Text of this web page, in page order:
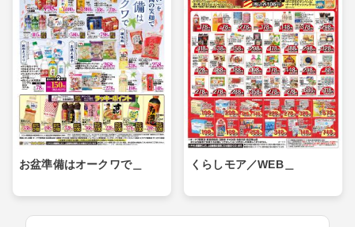
お盆準備はオークワで＿ くらしモア／WEB＿